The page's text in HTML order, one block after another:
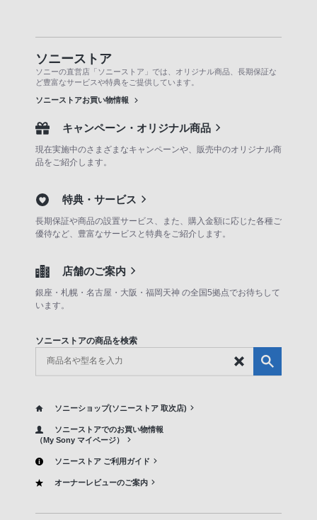
ソニーストア
ソニーの直営店「ソニーストア」では、オリジナル商品、長期保証な
ど豊富なサービスや特典をご提供しています。
ソニーストアお買い物情報
キャンペーン・オリジナル商品
現在実施中のさまざまなキャンペーンや、販売中のオリジナル商
品をご紹介します。
特典・サービス
長期保証や商品の設置サービス、また、購入金額に応じた各種ご
優待など、豊富なサービスと特典をご紹介します。
店舗のご案内
銀座・札幌・名古屋・大阪・福岡天神 の全国5拠点でお待ちして
います。
ソニーストアの商品を検索
ソニーショップ(ソニーストア 取次店)
ソニーストアでのお買い物情報
（My Sony マイページ）
ソニーストア ご利用ガイド
オーナーレビューのご案内